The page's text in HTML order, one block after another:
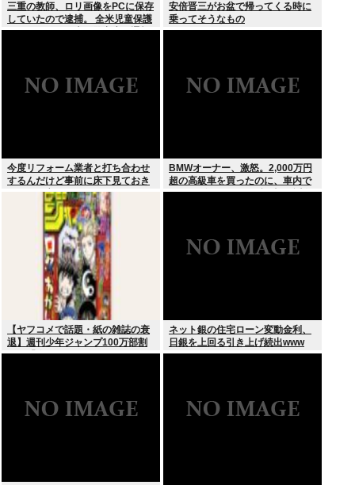
三重の教師、ロリ画像をPCに保存
していたので逮捕。 全米児童保護
センターから日本の警察庁に通報
安倍晋三がお盆で帰ってくる時に
乗ってそうなもの
今度リフォーム業者と打ち合わせ
するんだけど事前に床下見ておき
たいって言われたんだけどそうい
うものなの？
BMWオーナー、激怒。2,000万円
超の高級車を買ったのに、車内で
スパイダーマンCMの視聴を強制
【ヤフコメで話題・紙の雑誌の衰
退】週刊少年ジャンプ100万部割
れは「終わり」の始まりか
ネット銀の住宅ローン変動金利、
日銀を上回る引き上げ続出www